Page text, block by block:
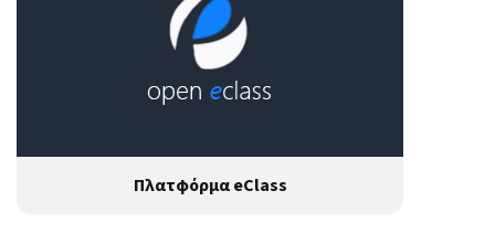
Πλατφόρμα eClass